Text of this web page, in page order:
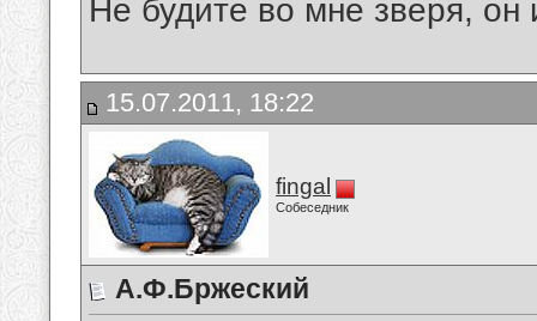
Не будите во мне зверя, он
15.07.2011, 18:22
fingal
Собеседник
А.Ф.Бржеский